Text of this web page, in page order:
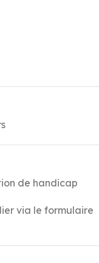
de handicap
via le formulaire